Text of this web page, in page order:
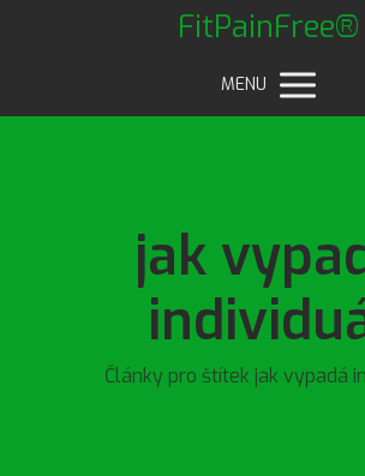
FitPainFree®
MENU
jak
Články pro štítek jak vypadá